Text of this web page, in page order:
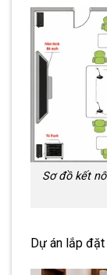
Sơ đồ kết
Dự án lắp